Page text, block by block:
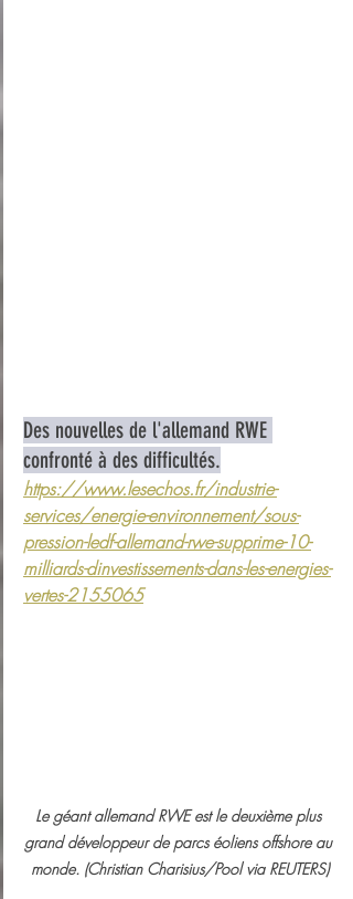
Des nouvelles de l'allemand RWE
confronté à des difficultés.
https://www.lesechos.fr/industrie-
services/energie-environnement/sous-
pression-ledf-allemand-rwe-supprime-10-
milliards-dinvestissements-dans-les-energies-
vertes-2155065
Le géant allemand RWE est le deuxième plus
grand développeur de parcs éoliens offshore au
monde. (Christian Charisius/Pool via REUTERS)